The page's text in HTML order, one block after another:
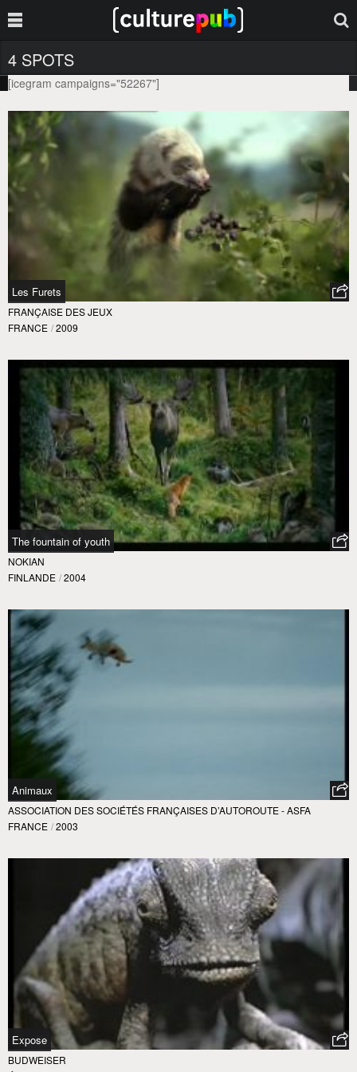
4 SPOTS
[icegram campaigns="52267"]
Les Furets
FRANÇAISE DES JEUX
FRANCE / 2009
The fountain of youth
NOKIAN
FINLANDE / 2004
Animaux
ASSOCIATION DES SOCIÉTÉS FRANÇAISES D’AUTOROUTE - ASFA
FRANCE / 2003
Expose
BUDWEISER